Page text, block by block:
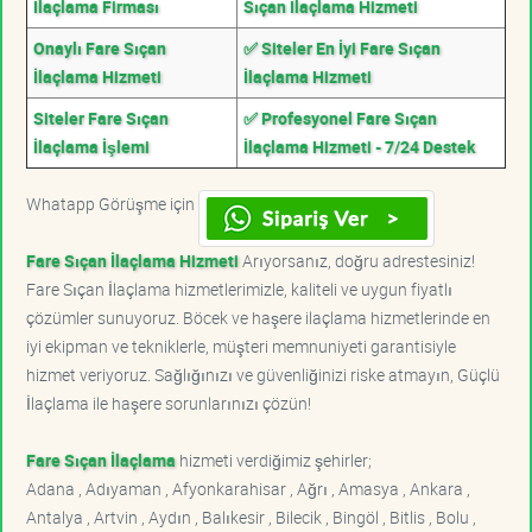
İlaçlama Firması
Sıçan İlaçlama Hizmeti
Onaylı Fare Sıçan
İlaçlama Hizmeti
✅ Siteler En İyi Fare Sıçan
İlaçlama Hizmeti
Siteler Fare Sıçan
İlaçlama İşlemi
✅ Profesyonel Fare Sıçan
İlaçlama Hizmeti - 7/24 Destek
Whatapp Görüşme için
Fare Sıçan İlaçlama HizmetiArıyorsanız, doğru adrestesiniz!
Fare Sıçan İlaçlama hizmetlerimizle, kaliteli ve uygun fiyatlı
çözümler sunuyoruz. Böcek ve haşere ilaçlama hizmetlerinde en
iyi ekipman ve tekniklerle, müşteri memnuniyeti garantisiyle
hizmet veriyoruz. Sağlığınızı ve güvenliğinizi riske atmayın, Güçlü
İlaçlama ile haşere sorunlarınızı çözün!
Fare Sıçan İlaçlama hizmeti verdiğimiz şehirler;
Adana , Adıyaman , Afyonkarahisar , Ağrı , Amasya , Ankara ,
Antalya , Artvin , Aydın , Balıkesir , Bilecik , Bingöl , Bitlis , Bolu ,